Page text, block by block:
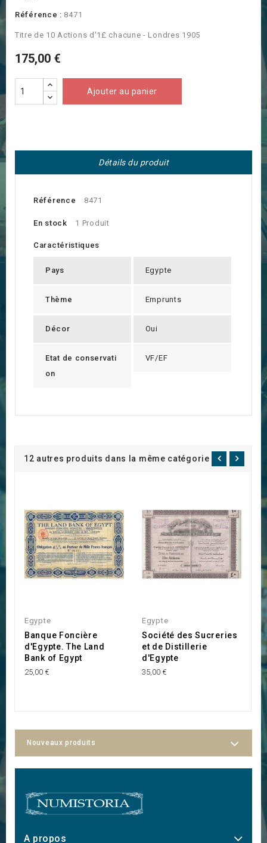
Référence : 8471
Titre de 10 Actions d'1£ chacune - Londres 1905
175,00 €
Ajouter au panier
Détails du produit
Référence 8471
En stock 1 Produit
Caractéristiques
Pays Egypte
Thème Emprunts
Décor Oui
Etat de conservati
on
VF/EF
12 autres produits dans la même catégorie :
Egypte
Banque Foncière
d'Egypte. The Land
Bank of Egypt
25,00 €
Egypte
Société des Sucreries
et de Distillerie
d'Egypte
35,00 €
Nouveaux produits
A propos